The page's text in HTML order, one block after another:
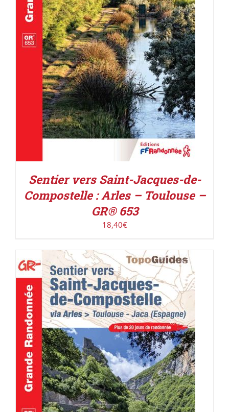
AJOUTER AU PANIER / DÉTAILS
Sentier vers Saint-Jacques-de-
Compostelle : Arles – Toulouse –
GR® 653
18,40€
AJOUTER AU PANIER / DÉTAILS